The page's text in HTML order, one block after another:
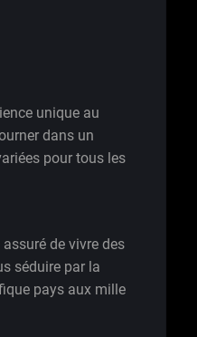
unique au
dans un
pour tous les
de vivre des
séduire par la
pays aux mille